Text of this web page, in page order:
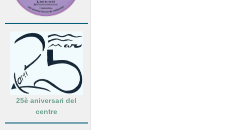
25è aniversari del
centre